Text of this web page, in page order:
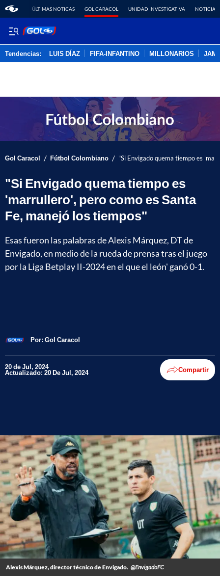
ÚLTIMAS NOTICAS GOL CARACOL UNIDAD INVESTIGATIVA NOTICIAS
Tendencias: LUIS DÍAZ FIFA-INFANTINO MILLONARIOS
Gol Caracol / Fútbol Colombiano / "Si Envigado quema tiempo es
"Si Envigado quema tiempo es
'marrullero', pero como es Santa
Fe, manejó los tiempos"
Esas fueron las palabras de Alexis Márquez, DT de
Envigado, en medio de la rueda de prensa tras el juego
por la Liga Betplay II-2024 en el que el león' ganó 0-1.
Por: Gol Caracol
20 de Jul, 2024
Actualizado: 20 De Jul, 2024 Compartir
Alexis Márquez, director técnico de Envigado. @EnvigadoFC